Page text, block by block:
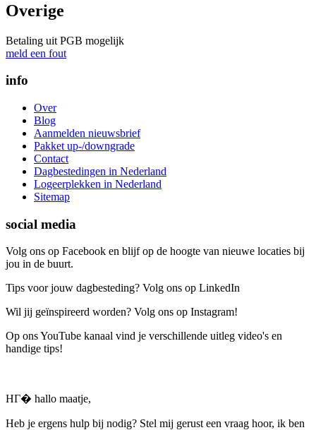
Overige
Betaling uit PGB mogelijk
meld een fout
info
Over
Blog
Aanmelden nieuwsbrief
Pakket up-/downgrade
Contact
Dagbestedingen in Nederland
Logeerplekken in Nederland
Sitemap
social media
Volg ons op Facebook en blijf op de hoogte van nieuwe locaties bij
jou in de buurt.
Tips voor jouw dagbesteding? Volg ons op LinkedIn
Wil jij geïnspireerd worden? Volg ons op Instagram!
Op ons YouTube kanaal vind je verschillende uitleg video's en
handige tips!
HГ� hallo maatje,
Heb je ergens hulp bij nodig? Stel mij gerust een vraag hoor, ik ben